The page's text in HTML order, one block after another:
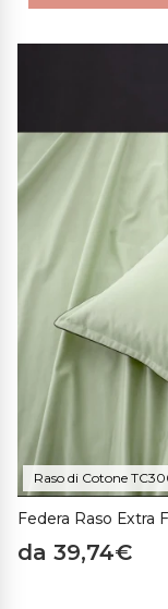
Raso di Cotone
Federa Raso Extra
da 39,74€